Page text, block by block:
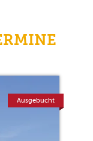
Ausgebucht